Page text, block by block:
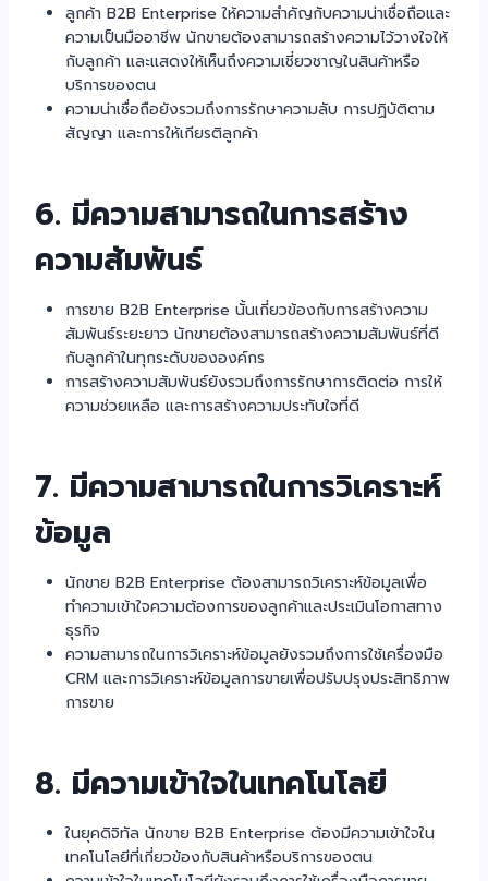
ลูกค้า B2B Enterprise ให้ความสำคัญกับความน่าเชื่อถือและ
ความเป็นมืออาชีพ นักขายต้องสามารถสร้างความไว้วางใจให้
กับลูกค้า และแสดงให้เห็นถึงความเชี่ยวชาญในสินค้าหรือ
บริการของตน
ความน่าเชื่อถือยังรวมถึงการรักษาความลับ การปฏิบัติตาม
สัญญา และการให้เกียรติลูกค้า
6. มีความสามารถในการสร้าง
ความสัมพันธ์
การขาย B2B Enterprise นั้นเกี่ยวข้องกับการสร้างความ
สัมพันธ์ระยะยาว นักขายต้องสามารถสร้างความสัมพันธ์ที่ดี
กับลูกค้าในทุกระดับขององค์กร
การสร้างความสัมพันธ์ยังรวมถึงการรักษาการติดต่อ การให้
ความช่วยเหลือ และการสร้างความประทับใจที่ดี
7. มีความสามารถในการวิเคราะห์
ข้อมูล
นักขาย B2B Enterprise ต้องสามารถวิเคราะห์ข้อมูลเพื่อ
ทำความเข้าใจความต้องการของลูกค้าและประเมินโอกาสทาง
ธุรกิจ
ความสามารถในการวิเคราะห์ข้อมูลยังรวมถึงการใช้เครื่องมือ
CRM และการวิเคราะห์ข้อมูลการขายเพื่อปรับปรุงประสิทธิภาพ
การขาย
8. มีความเข้าใจในเทคโนโลยี
ในยุคดิจิทัล นักขาย B2B Enterprise ต้องมีความเข้าใจใน
เทคโนโลยีที่เกี่ยวข้องกับสินค้าหรือบริการของตน